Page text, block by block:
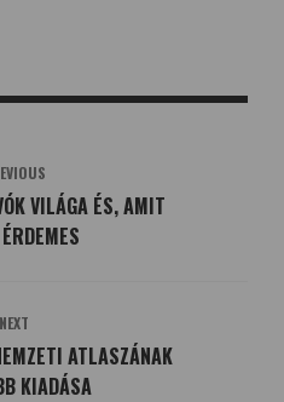
VILÁGA ÉS, AMIT
NEXT
ATLASZÁNAK
KIADÁSA